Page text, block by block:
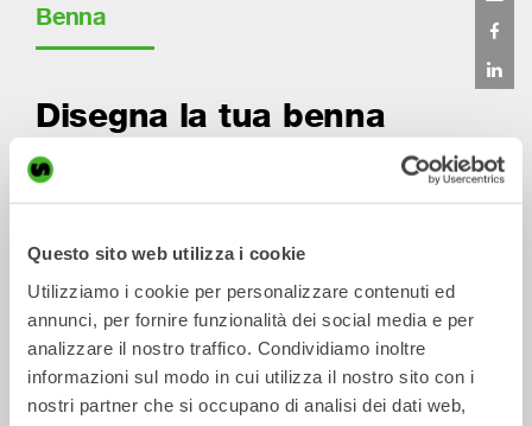
Questo sito web utilizza i cookie
Utilizziamo i cookie per personalizzare contenuti ed
annunci, per fornire funzionalità dei social media e per
analizzare il nostro traffico. Condividiamo inoltre
informazioni sul modo in cui utilizza il nostro sito con i
nostri partner che si occupano di analisi dei dati web,
Benna
Disegna la tua benna
Se avessi solo quella forma specifica della
benna, sarei in grado di fare questo lavoro
Hai mai avuto questa sensazione?
Sappiamo che molti operatori esperti possono avere
esigenze specifiche! Come fornitore di attrezzature leader
della tecnologia, ora ti mettiamo a disposizione gli
strumenti in modo da poter progettare online la tua benna
modellare la benna secondo i tuoi desideri, aggiungere